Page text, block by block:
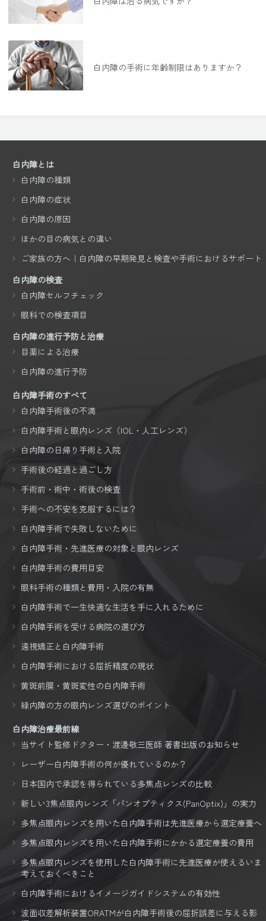
白内障の手術に年齢制限はありますか？
白内障とは
白内障の種類
白内障の症状
白内障の原因
ほかの目の病気との違い
ご家族の方へ｜白内障の早期発見と検査や手術におけるサポート
白内障の検査
白内障セルフチェック
眼科での検査項目
白内障の進行予防と治療
目薬による治療
白内障の進行予防
白内障手術のすべて
白内障手術後の不満
白内障手術と眼内レンズ（IOL・人工レンズ）
白内障の日帰り手術と入院
手術後の経過と過ごし方
手術前・術中・術後の検査
手術への不安を克服するには？
白内障手術で失敗しないために
白内障手術・先進医療の対象と眼内レンズ
白内障手術の費用目安
眼科手術の種類と費用・入院の有無
白内障手術で一生快適な生活を手に入れるために
白内障手術を受ける病院の選び方
遠視矯正と白内障手術
白内障手術における屈折精度の現状
黄斑前膜・黄斑変性の白内障手術
緑内障の方の眼内レンズ選びのポイント
白内障治療最前線
当サイト監修ドクター・渡邊敬三医師 著書出版のお知らせ
レーザー白内障手術の何が優れているのか？
日本国内で承認を得られている多焦点レンズの比較
新しい3焦点眼内レンズ「パンオプティクス(PanOptix)」の実力
多焦点眼内レンズを用いた白内障手術は先進医療から選定療養へ
多焦点眼内レンズを用いた白内障手術にかかる選定療養の費用
多焦点眼内レンズを使用した白内障手術に先進医療が使えるいま
考えておくべきこと
白内障手術におけるイメージガイドシステムの有効性
波面収差解析装置ORATMが白内障手術後の屈折誤差に与える影